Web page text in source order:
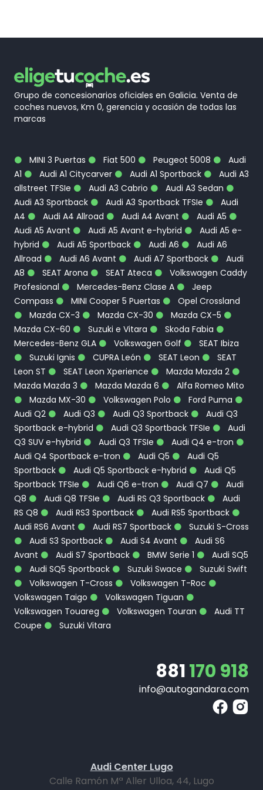
Grupo de concesionarios oficiales en Galicia. Venta de
coches nuevos, Km 0, gerencia y ocasión de todas las
marcas
MINI 3 Puertas Fiat 500 Peugeot 5008
Audi
A1
Audi A1 Citycarver Audi A1 Sportback
Audi A3
allstreet TFSIe
Audi A3 Cabrio
Audi A3 Sedan
Audi A3 Sportback
Audi A3 Sportback TFSIe
Audi
A4
Audi A4 Allroad Audi A4 Avant
Audi A5
Audi A5 Avant
Audi A5 Avant e-hybrid
Audi A5 e-
hybrid
Audi A5 Sportback Audi A6
Audi A6
Allroad
Audi A6 Avant Audi A7 Sportback
Audi
A8
SEAT Arona SEAT Ateca
Volkswagen Caddy
Profesional
Mercedes-Benz Clase A
Jeep
Compass
MINI Cooper 5 Puertas
Opel Crossland
Mazda CX-3
Mazda CX-30
Mazda CX-5
Mazda CX-60
Suzuki e Vitara
Skoda Fabia
Mercedes-Benz GLA
Volkswagen Golf
SEAT Ibiza
Suzuki Ignis
CUPRA León SEAT Leon
SEAT
Leon ST
SEAT Leon Xperience
Mazda Mazda 2
Mazda Mazda 3
Mazda Mazda 6
Alfa Romeo Mito
Mazda MX-30
Volkswagen Polo
Ford Puma
Audi Q2
Audi Q3 Audi Q3 Sportback
Audi Q3
Sportback e-hybrid
Audi Q3 Sportback TFSIe
Audi
Q3 SUV e-hybrid
Audi Q3 TFSIe
Audi Q4 e-tron
Audi Q4 Sportback e-tron
Audi Q5
Audi Q5
Sportback
Audi Q5 Sportback e-hybrid
Audi Q5
Sportback TFSIe
Audi Q6 e-tron Audi Q7
Audi
Q8
Audi Q8 TFSIe Audi RS Q3 Sportback
Audi
RS Q8
Audi RS3 Sportback
Audi RS5 Sportback
Audi RS6 Avant
Audi RS7 Sportback
Suzuki S-Cross
Audi S3 Sportback
Audi S4 Avant
Audi S6
Avant
Audi S7 Sportback BMW Serie 1
Audi SQ5
Audi SQ5 Sportback
Suzuki Swace
Suzuki Swift
Volkswagen T-Cross
Volkswagen T-Roc
Volkswagen Taigo
Volkswagen Tiguan
Volkswagen Touareg
Volkswagen Touran
Audi TT
Coupe
Suzuki Vitara
881170 918
info@autogandara.com
Audi Center Lugo
Calle Ramón Mª Aller Ulloa, 44, Lugo